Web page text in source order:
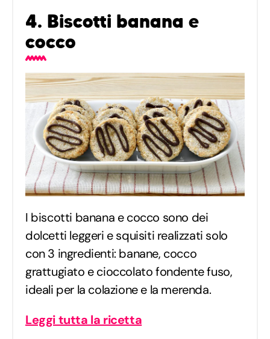
4. Biscotti banana e
cocco
I biscotti banana e cocco sono dei
dolcetti leggeri e squisiti realizzati solo
con 3 ingredienti: banane, cocco
grattugiato e cioccolato fondente fuso,
ideali per la colazione e la merenda.
Leggi tutta la ricetta